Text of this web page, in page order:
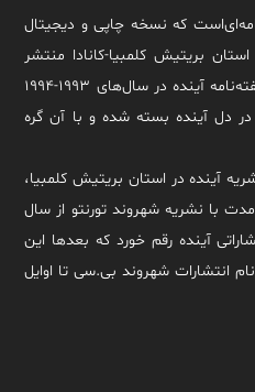
که نسخه چاپی و دیجیتال
بریتیش کلمبیا-کانادا منتشر
می‌شود. این هفته نامه از دل دوهفته‌نامه آینده در سال‌های ۱۹۹۳-۱۹۹۴
دل آینده بسته شده و با آن گره
آینده در استان بریتیش کلمبیا،
با نشریه شهروند تورنتو از سال
آینده رقم خورد که بعدها این
انتشارات شهروند بی.سی تا اوایل